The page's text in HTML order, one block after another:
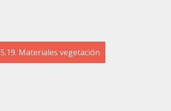
5.19. Materiales vegetación